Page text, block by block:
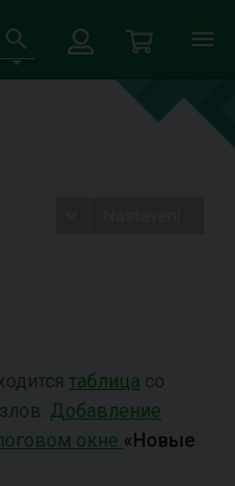
таблица со
Добавление
окне «Новые